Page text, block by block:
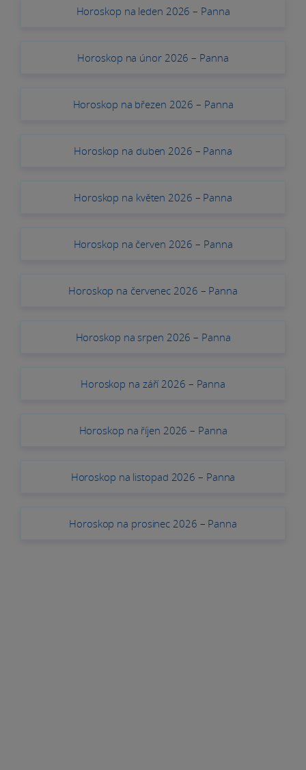
Horoskop na leden 2026 – Panna
Horoskop na únor 2026 – Panna
Horoskop na březen 2026 – Panna
Horoskop na duben 2026 – Panna
Horoskop na květen 2026 – Panna
Horoskop na červen 2026 – Panna
Horoskop na červenec 2026 – Panna
Horoskop na srpen 2026 – Panna
Horoskop na září 2026 – Panna
Horoskop na říjen 2026 – Panna
Horoskop na listopad 2026 – Panna
Horoskop na prosinec 2026 – Panna